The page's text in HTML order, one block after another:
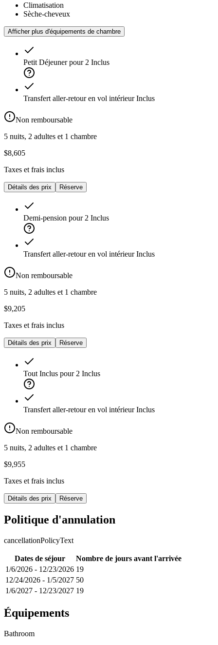
Climatisation
Sèche-cheveux
Afficher plus d'équipements de chambre
Petit Déjeuner pour 2 Inclus
Transfert aller-retour en vol intérieur Inclus
Non remboursable
5 nuits, 2 adultes et 1 chambre
$8,605
Taxes et frais inclus
Détails des prix Réserve
Demi-pension pour 2 Inclus
Transfert aller-retour en vol intérieur Inclus
Non remboursable
5 nuits, 2 adultes et 1 chambre
$9,205
Taxes et frais inclus
Détails des prix Réserve
Tout Inclus pour 2 Inclus
Transfert aller-retour en vol intérieur Inclus
Non remboursable
5 nuits, 2 adultes et 1 chambre
$9,955
Taxes et frais inclus
Détails des prix Réserve
Politique d'annulation
cancellationPolicyText
Dates de séjour
Nombre de jours avant l'arrivée
1/6/2026 - 12/23/2026 19
12/24/2026 - 1/5/2027 50
1/6/2027 - 12/23/2027 19
Équipements
Bathroom